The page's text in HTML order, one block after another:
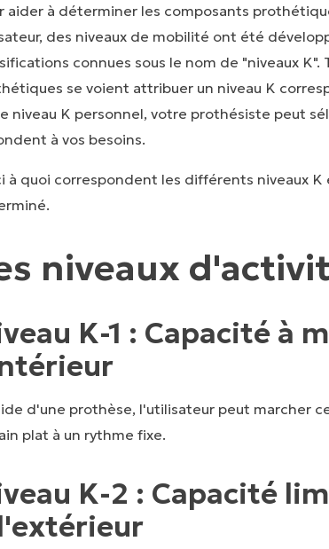
aider à déterminer les composants
des niveaux de mobilité ont été
connues sous le nom de "niveaux K".
se voient attribuer un niveau K
niveau K personnel, votre prothésiste peut
à vos besoins.
à quoi correspondent les différents niveaux
niveaux
K-1 : Capacité à
d'une prothèse, l'utilisateur peut marcher
plat à un rythme fixe.
K-2 : Capacité